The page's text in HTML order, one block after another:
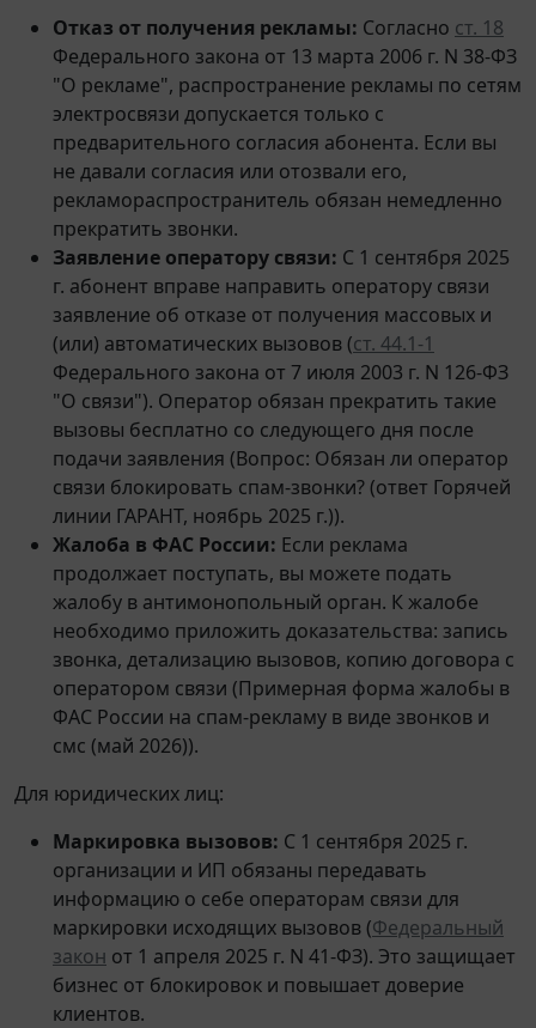
Отказ от получения рекламы: Согласно ст. 18
Федерального закона от 13 марта 2006 г. N 38-ФЗ
"О рекламе", распространение рекламы по сетям
электросвязи допускается только с
предварительного согласия абонента. Если вы
не давали согласия или отозвали его,
рекламораспространитель обязан немедленно
прекратить звонки.
Заявление оператору связи: С 1 сентября 2025
г. абонент вправе направить оператору связи
заявление об отказе от получения массовых и
(или) автоматических вызовов (ст. 44.1-1
Федерального закона от 7 июля 2003 г. N 126-ФЗ
"О связи"). Оператор обязан прекратить такие
вызовы бесплатно со следующего дня после
подачи заявления (Вопрос: Обязан ли оператор
связи блокировать спам-звонки? (ответ Горячей
линии ГАРАНТ, ноябрь 2025 г.)).
Жалоба в ФАС России: Если реклама
продолжает поступать, вы можете подать
жалобу в антимонопольный орган. К жалобе
необходимо приложить доказательства: запись
звонка, детализацию вызовов, копию договора с
оператором связи (Примерная форма жалобы в
ФАС России на спам-рекламу в виде звонков и
смс (май 2026)).
Для юридических лиц:
Маркировка вызовов: С 1 сентября 2025 г.
организации и ИП обязаны передавать
информацию о себе операторам связи для
маркировки исходящих вызовов (Федеральный
закон от 1 апреля 2025 г. N 41-ФЗ). Это защищает
бизнес от блокировок и повышает доверие
клиентов.